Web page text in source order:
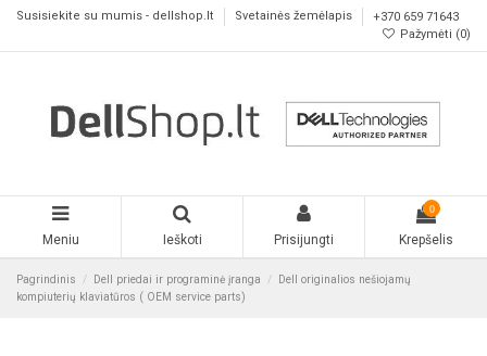
Susisiekite su mumis - dellshop.lt Svetainės žemėlapis
+370 659 71643
Pažymėti (0)
Meniu Ieškoti Prisijungti
0
Krepšelis
Pagrindinis Dell priedai ir programinė įranga
Dell originalios nešiojamų
kompiuterių klaviatūros ( OEM service parts)